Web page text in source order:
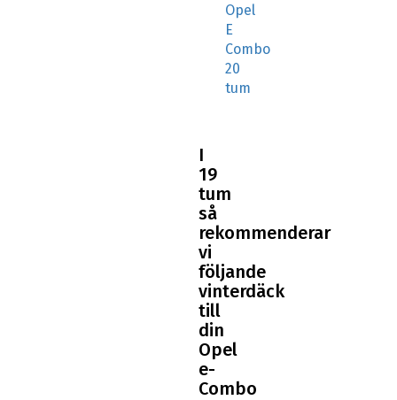
Opel
E
Combo
20
tum
I
19
tum
så
rekommenderar
vi
följande
vinterdäck
till
din
Opel
e-
Combo